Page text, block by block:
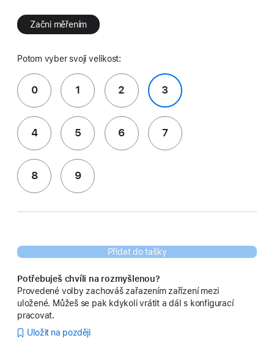
Začni měřením
Potom vyber svoji velikost:
0 1 2 3
4 5 6 7
8 9
Přidat do tašky
Potřebuješ chvíli na rozmyšlenou?
Provedené volby zachováš zařazením zařízení mezi
uložené. Můžeš se pak kdykoli vrátit a dál s konfigurací
pracovat.
Uložit na později